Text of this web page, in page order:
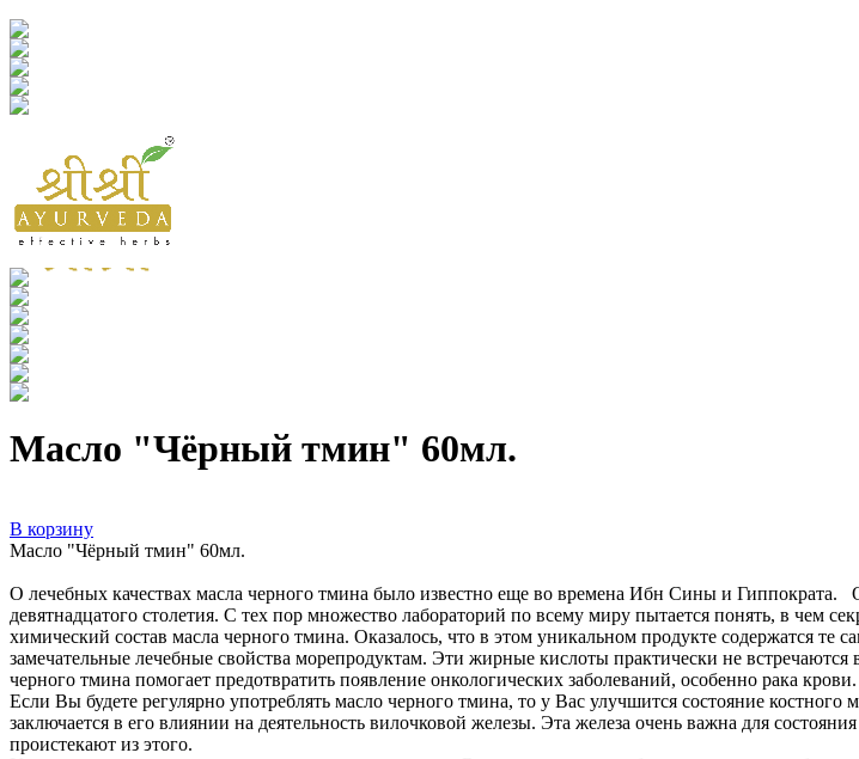
Масло "Чёрный тмин" 60мл.
В корзину
Масло "Чёрный тмин" 60мл.
О лечебных качествах масла черного тмина было известно еще во времена Ибн Сины и Гиппократа.
девятнадцатого столетия. С тех пор множество лабораторий по всему миру пытается понять, в чем
химический состав масла черного тмина. Оказалось, что в этом уникальном продукте содержатся
замечательные лечебные свойства морепродуктам. Эти жирные кислоты практически не
черного тмина помогает предотвратить появление онкологических заболеваний, особенно рака крови.
Если Вы будете регулярно употреблять масло черного тмина, то у Вас улучшится состояние
заключается в его влиянии на деятельность вилочковой железы. Эта железа очень важна для
проистекают из этого.